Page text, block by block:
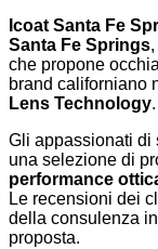
Icoat Santa Fe
Santa Fe Springs
che propone
brand californiano
Lens Technology.
Gli appassionati di
una selezione di
performance
Le recensioni dei
della consulenza
proposta.